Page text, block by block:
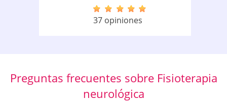
37 opiniones
Preguntas frecuentes sobre Fisioterapia
neurológica